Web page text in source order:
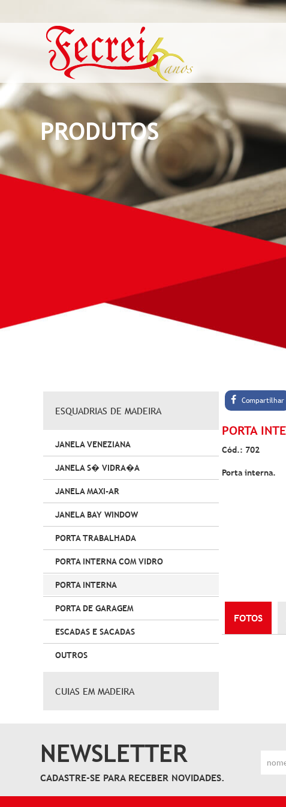
PRODUTOS
ESQUADRIAS DE MADEIRA
JANELA VENEZIANA
JANELA S� VIDRA�A
JANELA MAXI-AR
JANELA BAY WINDOW
PORTA TRABALHADA
PORTA INTERNA COM VIDRO
PORTA INTERNA
PORTA DE GARAGEM
ESCADAS E SACADAS
OUTROS
CUIAS EM MADEIRA
Compartilhar
PORTA
Cód.: 702
Porta interna.
FOTOS
NEWSLETTER
CADASTRE-SE PARA RECEBER NOVIDADES.